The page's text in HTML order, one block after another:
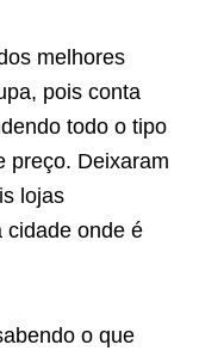
melhores
pois conta
todo o tipo
preço. Deixaram
lojas
cidade onde é
o que